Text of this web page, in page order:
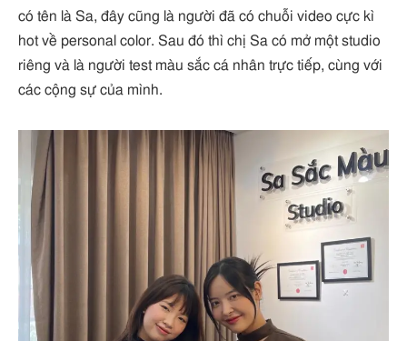
có tên là Sa, đây cũng là người đã có chuỗi video cực kì
hot về personal color. Sau đó thì chị Sa có mở một studio
riêng và là người test màu sắc cá nhân trực tiếp, cùng với
các cộng sự của mình.